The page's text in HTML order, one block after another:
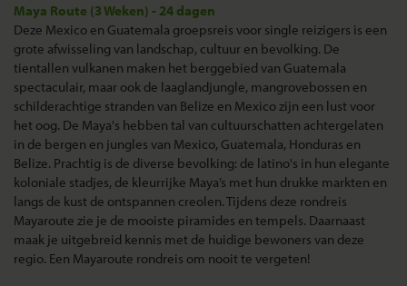
Maya Route (3 Weken) - 24 dagen
Deze Mexico en Guatemala groepsreis voor single reizigers is een
grote afwisseling van landschap, cultuur en bevolking. De
tientallen vulkanen maken het berggebied van Guatemala
spectaculair, maar ook de laaglandjungle, mangrovebossen en
schilderachtige stranden van Belize en Mexico zijn een lust voor
het oog. De Maya's hebben tal van cultuurschatten achtergelaten
in de bergen en jungles van Mexico, Guatemala, Honduras en
Belize. Prachtig is de diverse bevolking: de latino's in hun elegante
koloniale stadjes, de kleurrijke Maya’s met hun drukke markten en
langs de kust de ontspannen creolen. Tijdens deze rondreis
Mayaroute zie je de mooiste piramides en tempels. Daarnaast
maak je uitgebreid kennis met de huidige bewoners van deze
regio. Een Mayaroute rondreis om nooit te vergeten!